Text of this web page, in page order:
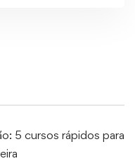
5 cursos rápidos para